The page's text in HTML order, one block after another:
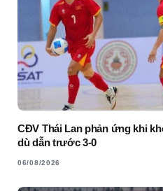
CĐV Thái Lan phản ứng khi
dù dẫn trước 3-0
06/08/2026